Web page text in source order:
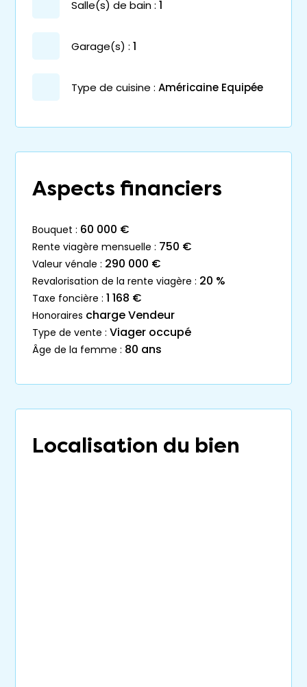
salle(s) de bain : 1
garage(s) : 1
Type de cuisine : Américaine Equipée
Aspects financiers
bouquet : 60 000 €
rente viagère mensuelle : 750 €
valeur vénale : 290 000 €
revalorisation de la rente viagère : 20 %
taxe foncière : 1 168 €
honoraires charge Vendeur
type de vente : Viager occupé
âge de la femme : 80 ans
Localisation du bien